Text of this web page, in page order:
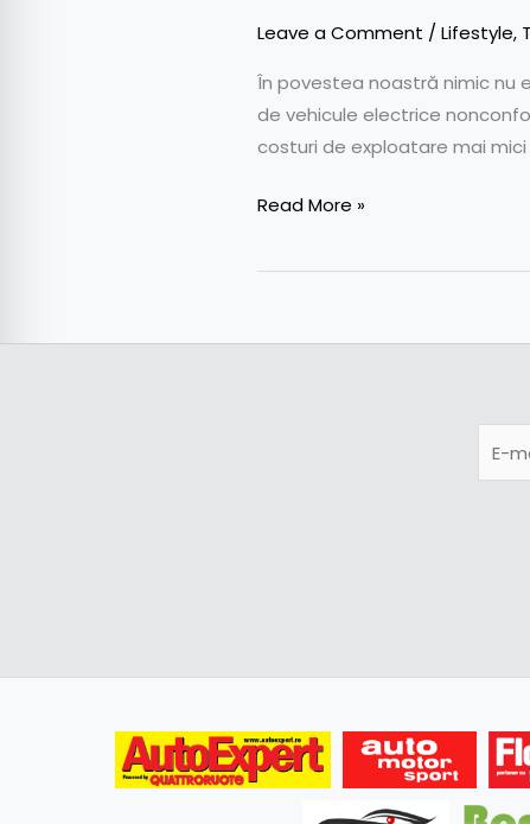
Leave a Comment / Lifestyle,
În povestea noastră nimic nu
de vehicule electrice
costuri de exploatare mai
Read More »